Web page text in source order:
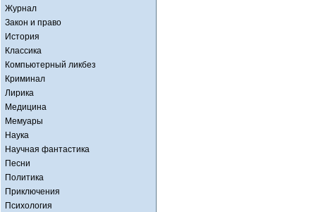
Журнал
Закон и право
История
Классика
Компьютерный ликбез
Криминал
Лирика
Медицина
Мемуары
Наука
Научная фантастика
Песни
Политика
Приключения
Психология